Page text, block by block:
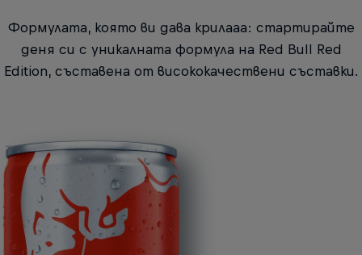
Формулата, която ви дава крилааа: стартирайте
деня си с уникалната формула на Red Bull Red
Edition, съставена от висококачествени съставки.